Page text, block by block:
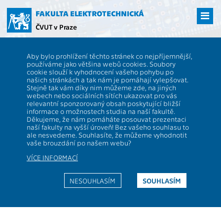
hlavní
obsah
FAKULTA ELEKTROTECHNICKÁ
ČVUT v Praze
Aby bylo prohlížení těchto stránek co nejpříjemnější,
používáme jako většina webů cookies. Soubory
cookie slouží k vyhodnocení vašeho pohybu po
našich stránkách a tak nám je pomáhají vylepšovat.
Stejně tak vám díky nim můžeme zde, na jiných
webech nebo sociálních sítích ukazovat pro vás
relevantní sponzorovaný obsah poskytující bližší
informace o možnostech studia na naší fakultě.
Děkujeme, že nám pomáháte posouvat prezentaci
naší fakulty na vyšší úroveň! Bez vašeho souhlasu to
ale nesvedeme. Souhlasíte, že můžeme vyhodnotit
vaše brouzdání po našem webu?
VÍCE INFORMACÍ
SOUHLASÍM
NESOUHLASÍM
AD1M13VES
AD1M13VES Výroba elektrotechnických
součástek
Rozsah výuky:
14KP+6KL
Katedra:
13113 Jazyk výuky:
CS
Garanti:
Zakončení:
KZ
Přednášející:
Kreditů:
4
https://moodle.fel.cvut.cz/courses/A1M13VES